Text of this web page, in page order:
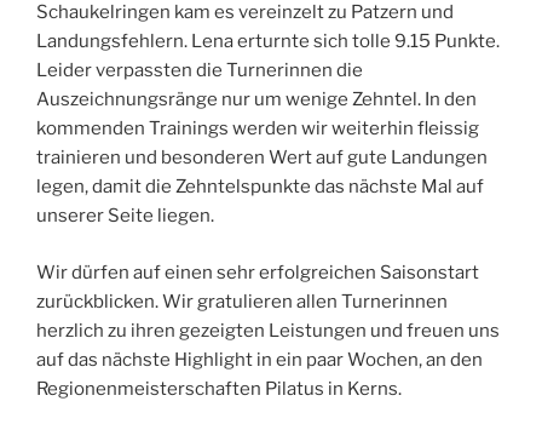
Schaukelringen kam es vereinzelt zu Patzern und
Landungsfehlern. Lena erturnte sich tolle 9.15 Punkte.
Leider verpassten die Turnerinnen die
Auszeichnungsränge nur um wenige Zehntel. In den
kommenden Trainings werden wir weiterhin fleissig
trainieren und besonderen Wert auf gute Landungen
legen, damit die Zehntelspunkte das nächste Mal auf
unserer Seite liegen.
Wir dürfen auf einen sehr erfolgreichen Saisonstart
zurückblicken. Wir gratulieren allen Turnerinnen
herzlich zu ihren gezeigten Leistungen und freuen uns
auf das nächste Highlight in ein paar Wochen, an den
Regionenmeisterschaften Pilatus in Kerns.